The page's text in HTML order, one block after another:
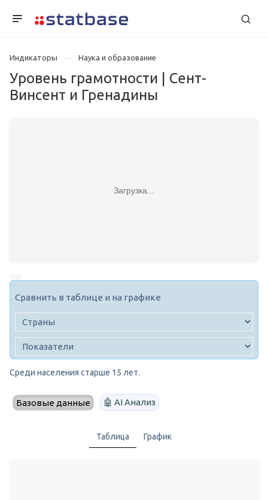
Индикаторы Наука и образование
Уровень грамотности | Сент-
Винсент и Гренадины
Загрузка...
Сравнить в таблице и на графике
Среди населения старше 15 лет.
Базовые данные 🤖 AI Анализ
Таблица График